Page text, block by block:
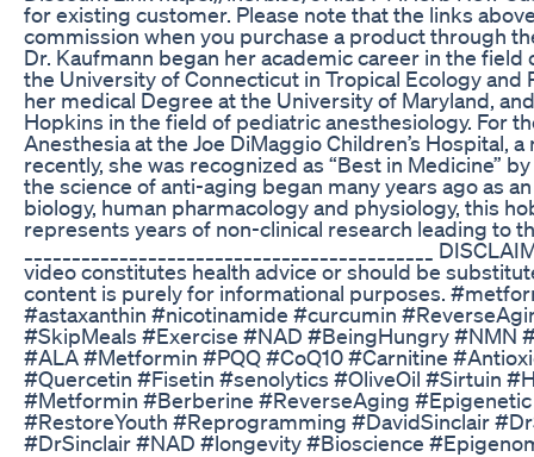
for existing customer. Please note that the links
commission when you purchase a product through
Dr. Kaufmann began her academic career in the
the University of Connecticut in Tropical Ecology
her medical Degree at the University of Maryland,
Hopkins in the field of pediatric anesthesiology. For
Anesthesia at the Joe DiMaggio Children’s Hospital,
recently, she was recognized as “Best in Medicine”
the science of anti-aging began many years ago as
biology, human pharmacology and physiology, this
represents years of non-clinical research leading to
___________________________________________
video constitutes health advice or should be
content is purely for informational purposes.
#astaxanthin #nicotinamide #curcumin
#SkipMeals #Exercise #NAD #BeingHungry #NMN
#ALA #Metformin #PQQ #CoQ10 #Carnitine
#Quercetin #Fisetin #senolytics #OliveOil #Sirtuin
#Metformin #Berberine #ReverseAging
#RestoreYouth #Reprogramming #DavidSinclair
#DrSinclair #NAD #longevity #Bioscience